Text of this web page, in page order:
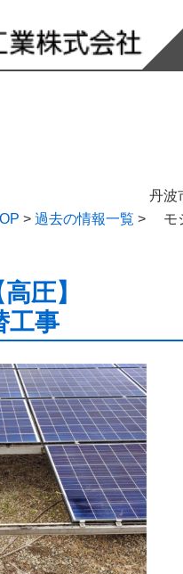
> 過去の情報一覧 >
丹波
モ
圧】
工事